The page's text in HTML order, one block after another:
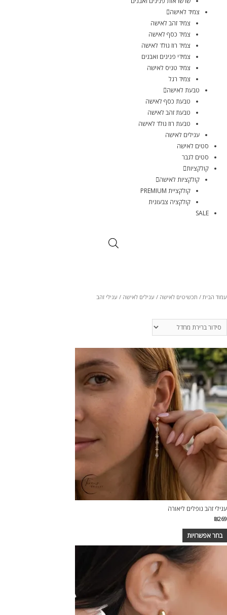
צמיד לאישה
צמיד זהב לאישה
צמיד כסף לאישה
צמיד רוז גולד לאישה
צמידי פנינים ואבנים
צמיד טניס לאישה
צמיד רגל
טבעת לאישה
טבעת כסף לאישה
טבעת זהב לאישה
טבעת רוז גולד לאישה
עגילים לאישה
סטים לאישה
סטים לגבר
קולקציות
קולקציות לאישה
קולקציית PREMIUM
קולקציה צבעונית
SALE
עמוד הבית / תכשיטים לאישה / עגילים לאישה / עגילי זהב
עגילי זהב נופלים ליאורה
₪269
בחר אפשרויות